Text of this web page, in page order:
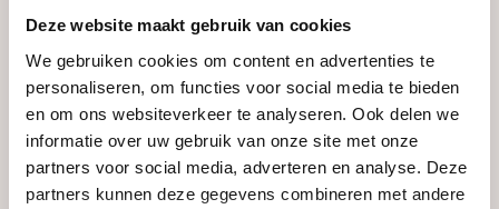
Deze website maakt gebruik van cookies
We gebruiken cookies om content en advertenties te
personaliseren, om functies voor social media te bieden
en om ons websiteverkeer te analyseren. Ook delen we
informatie over uw gebruik van onze site met onze
partners voor social media, adverteren en analyse. Deze
partners kunnen deze gegevens combineren met andere
Verbinding van binnen- en
buitenschoolse cultuureducatie
In het kader vanCultuureducatie met Kwaliteit
Amstelland 2021-2024wordt eveneens gestreefd